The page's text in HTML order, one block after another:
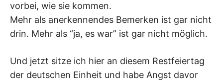
vorbei, wie sie kommen.
Mehr als anerkennendes Bemerken ist gar nicht
drin. Mehr als “ja, es war” ist gar nicht möglich.
Und jetzt sitze ich hier an diesem Restfeiertag
der deutschen Einheit und habe Angst davor